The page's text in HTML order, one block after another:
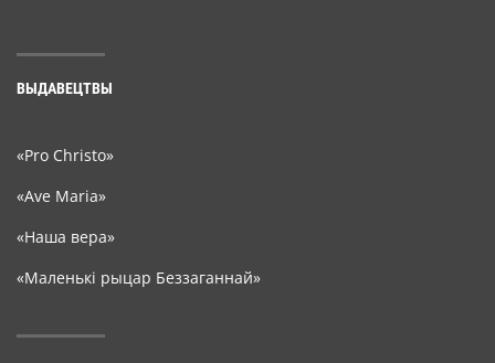
ВЫДАВЕЦТВЫ
«Pro Christo»
«Ave Maria»
«Наша вера»
«Маленькі рыцар Беззаганнай»